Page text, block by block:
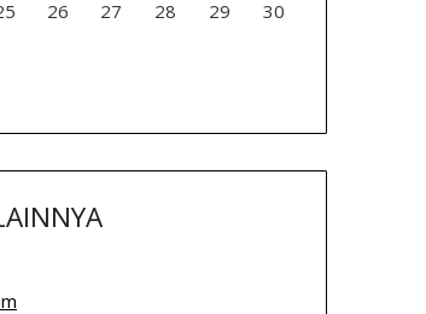
26 27 28 29
30